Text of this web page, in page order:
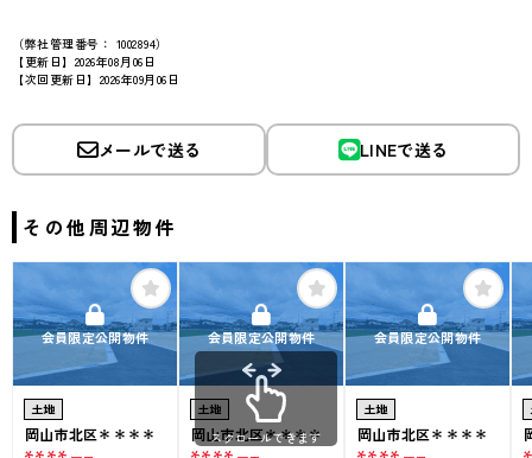
（弊社管理番号： 1002894）
【更新日】2026年08月06日
【次回更新日】2026年09月06日
メールで送る LINEで送る
その他周辺物件
会員限定公開物件
土地
岡山市北区＊＊＊＊
会員限定公開物件
土地
岡山市北区＊＊＊＊
会員限定公開物件
土地
岡山市北区＊＊＊＊
スクロールできます